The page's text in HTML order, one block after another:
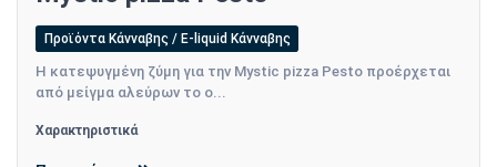
Προϊόντα Κάνναβης / E-liquid Κάνναβης
Η κατεψυγμένη ζύμη για την Mystic pizza Pesto προέρχεται
από μείγμα αλεύρων το ο...
Χαρακτηριστικά